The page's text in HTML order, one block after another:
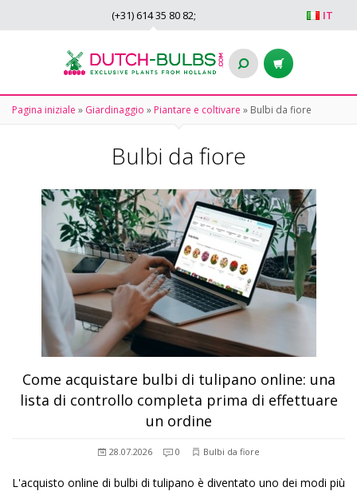
IT
(+31) 614 35 80 82;
Pagina iniziale » Giardinaggio » Piantare e coltivare » Bulbi da fiore
Bulbi da fiore
Come acquistare bulbi di tulipano online: una
lista di controllo completa prima di effettuare
un ordine
28.07.2026 0 Bulbi da fiore
L'acquisto online di bulbi di tulipano è diventato uno dei modi più